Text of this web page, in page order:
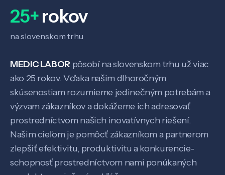
Veda a výskum
Pôsobenie
Know-how
25+rokov
na slovenskom trhu
MEDIC LABOR pôsobí na slovenskom trhu už viac
ako 25 rokov. Vďaka našim dlhoročným
skúsenostiam rozumieme jedinečným potrebám a
výzvam zákazníkov a dokážeme ich adresovať
prostredníctvom našich inovatívnych riešení.
Našim cieľom je pomôcť zákazníkom a partnerom
zlepšiť efektivitu, produktivitu a konkurencie-
schopnosť prostredníctvom nami ponúkaných